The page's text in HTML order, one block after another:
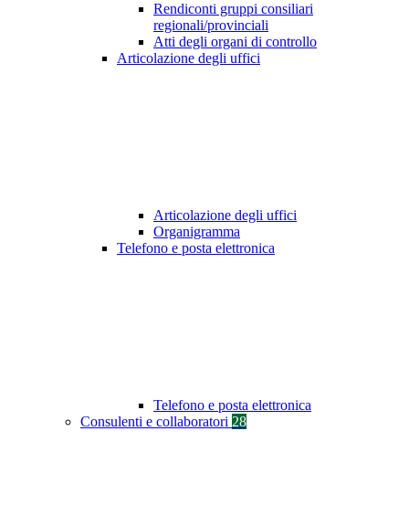
Rendiconti gruppi consiliari
regionali/provinciali
Atti degli organi di controllo
Articolazione degli uffici
Articolazione degli uffici
Organigramma
Telefono e posta elettronica
Telefono e posta elettronica
Consulenti e collaboratori 28